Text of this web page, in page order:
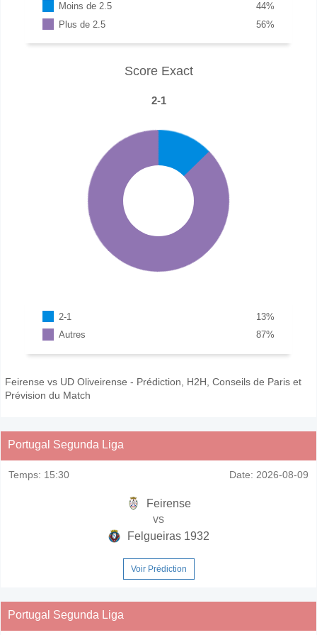
Moins de 2.5 %
44
Plus de 2.5
%
56
Score Exact
2-1
2-1 %
13
Autres
%
87
Feirense vs UD Oliveirense - Prédiction, H2H, Conseils de Paris et
Prévision du Match
Portugal Segunda Liga
Temps: 15:30 Date: 2026-08-09
Feirense
vs
Felgueiras 1932
Voir Prédiction
Portugal Segunda Liga